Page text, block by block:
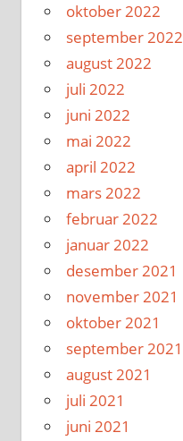
oktober 2022
september 2022
august 2022
juli 2022
juni 2022
mai 2022
april 2022
mars 2022
februar 2022
januar 2022
desember 2021
november 2021
oktober 2021
september 2021
august 2021
juli 2021
juni 2021